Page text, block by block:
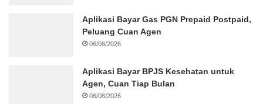
Aplikasi Bayar Gas PGN Prepaid Postpaid,
Peluang Cuan Agen
06/08/2026
Aplikasi Bayar BPJS Kesehatan untuk
Agen, Cuan Tiap Bulan
06/08/2026